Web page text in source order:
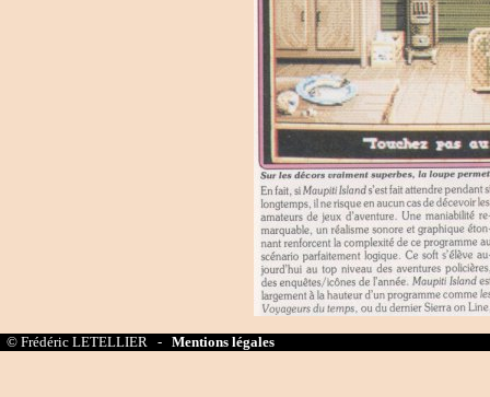
© Frédéric LETELLIER - Mentions légales